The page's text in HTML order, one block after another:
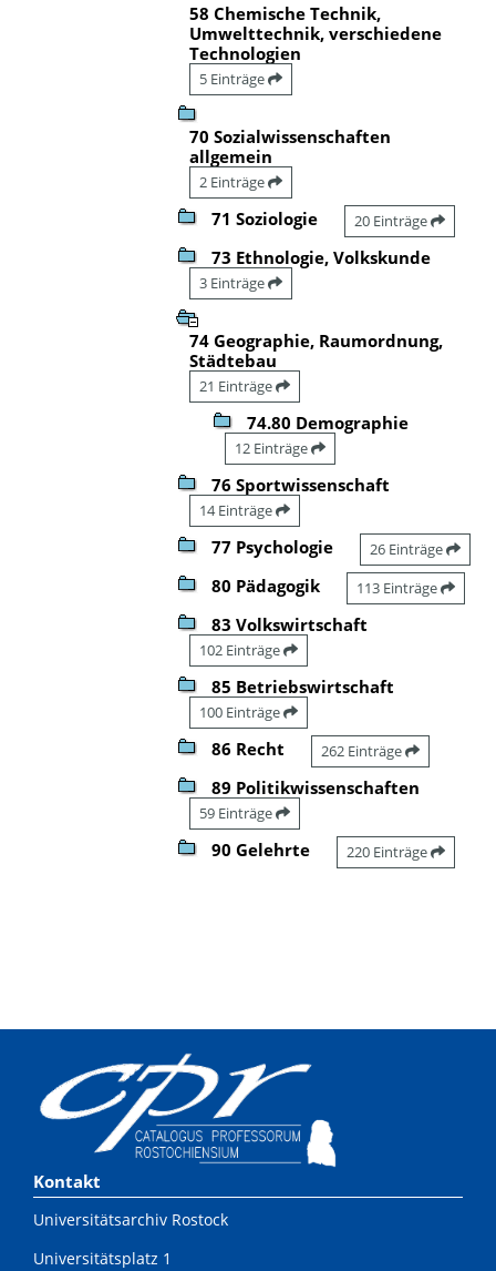
58 Chemische Technik,
Umwelttechnik, verschiedene
Technologien
5 Einträge
70 Sozialwissenschaften
allgemein
2 Einträge
71 Soziologie 20 Einträge
73 Ethnologie, Volkskunde
3 Einträge
74 Geographie, Raumordnung,
Städtebau
21 Einträge
74.80 Demographie
12 Einträge
76 Sportwissenschaft
14 Einträge
77 Psychologie 26 Einträge
80 Pädagogik 113 Einträge
83 Volkswirtschaft
102 Einträge
85 Betriebswirtschaft
100 Einträge
86 Recht 262 Einträge
89 Politikwissenschaften
59 Einträge
90 Gelehrte 220 Einträge
Kontakt
Universitätsarchiv Rostock
Universitätsplatz 1